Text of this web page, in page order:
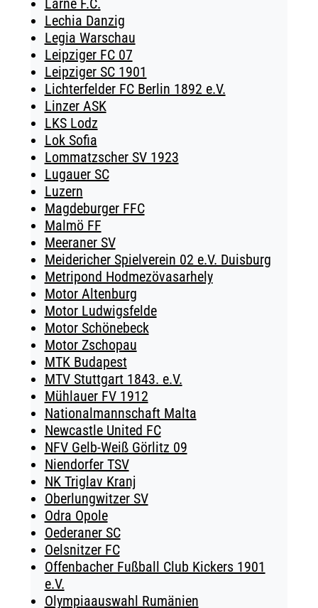
Larne F.C.
Lechia Danzig
Legia Warschau
Leipziger FC 07
Leipziger SC 1901
Lichterfelder FC Berlin 1892 e.V.
Linzer ASK
LKS Lodz
Lok Sofia
Lommatzscher SV 1923
Lugauer SC
Luzern
Magdeburger FFC
Malmö FF
Meeraner SV
Meidericher Spielverein 02 e.V. Duisburg
Metripond Hodmezövasarhely
Motor Altenburg
Motor Ludwigsfelde
Motor Schönebeck
Motor Zschopau
MTK Budapest
MTV Stuttgart 1843. e.V.
Mühlauer FV 1912
Nationalmannschaft Malta
Newcastle United FC
NFV Gelb-Weiß Görlitz 09
Niendorfer TSV
NK Triglav Kranj
Oberlungwitzer SV
Odra Opole
Oederaner SC
Oelsnitzer FC
Offenbacher Fußball Club Kickers 1901
e.V.
Olympiaauswahl Rumänien